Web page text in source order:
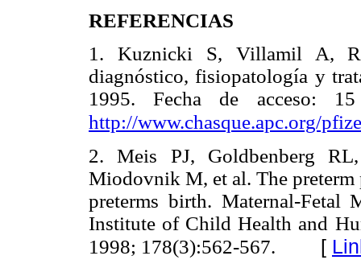
REFERENCIAS
1. Kuznicki S, Villamil A,
diagnóstico, fisiopatología y
1995. Fecha de acceso:
http://www.chasque.apc.org/
2. Meis PJ, Goldbenberg
Miodovnik M, et al. The
preterms birth. Maternal-
Institute of Child Health and
1998; 178(3):562-567. [